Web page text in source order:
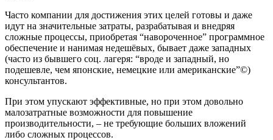
Часто компании для достижения этих целей готовы и даже
идут на значительные затраты, разрабатывая и внедряя
сложные процессы, приобретая “навороченное” программное
обеспечение и нанимая недешёвых, бывает даже западных
(часто из бывшего соц. лагеря: “вроде и западный, но
подешевле, чем японские, немецкие или американские”©)
консультантов.
При этом упускают эффективные, но при этом довольно
малозатратные возможности для повышение
производительности, – не требующие больших вложений
либо сложных процессов.